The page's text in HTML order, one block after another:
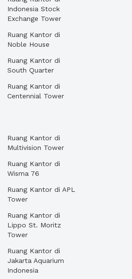
Indonesia Stock
Exchange Tower
Ruang Kantor di
Noble House
Ruang Kantor di
South Quarter
Ruang Kantor di
Centennial Tower
Ruang Kantor di
Multivision Tower
Ruang Kantor di
Wisma 76
Ruang Kantor di APL
Tower
Ruang Kantor di
Lippo St. Moritz
Tower
Ruang Kantor di
Jakarta Aquarium
Indonesia